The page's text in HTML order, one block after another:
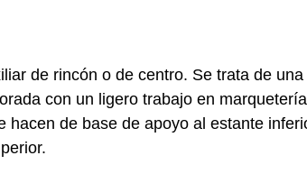
de rincón o de centro. Se trata de
con un ligero trabajo en
hacen de base de apoyo al estante